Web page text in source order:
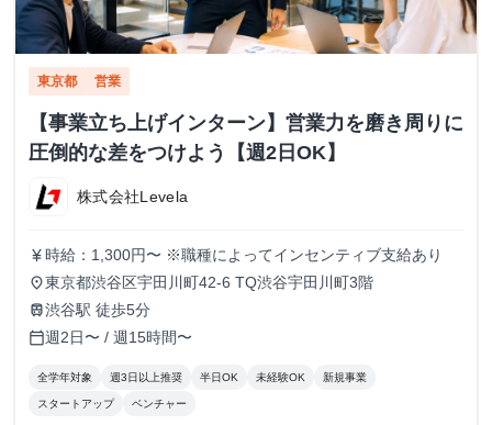
東京都 営業
【事業立ち上げインターン】営業力を磨き周りに
圧倒的な差をつけよう【週2日OK】
株式会社Levela
currency_yen 時給：1,300円〜 ※職種によってインセンティブ支給あり
place東京都渋谷区宇田川町42-6 TQ渋谷宇田川町3階
train渋谷駅 徒歩5分
calendar_today週2日〜 / 週15時間〜
全学年対象 週3日以上推奨 半日OK 未経験OK 新規事業
スタートアップ ベンチャー